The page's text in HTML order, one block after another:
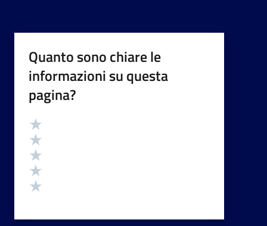
Quanto sono chiare le
informazioni su questa
pagina?
Valutazione